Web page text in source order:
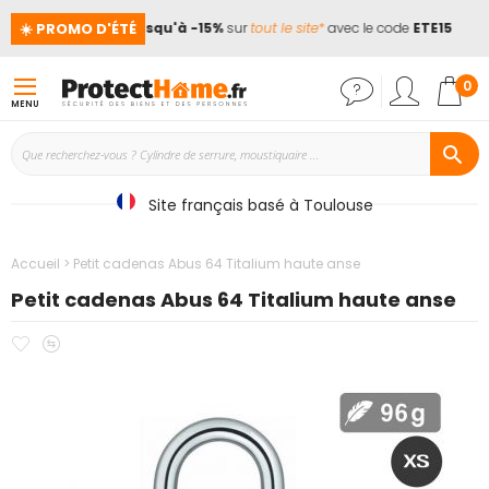
☀️ PROMO D'ÉTÉ
! 📢Jusqu'à -15%surtout le site*avec le codeETE15
MENU
0
Site français basé à Toulouse
Accueil Petit cadenas Abus 64 Titalium haute anse
Petit cadenas Abus 64 Titalium haute anse
Ajouter